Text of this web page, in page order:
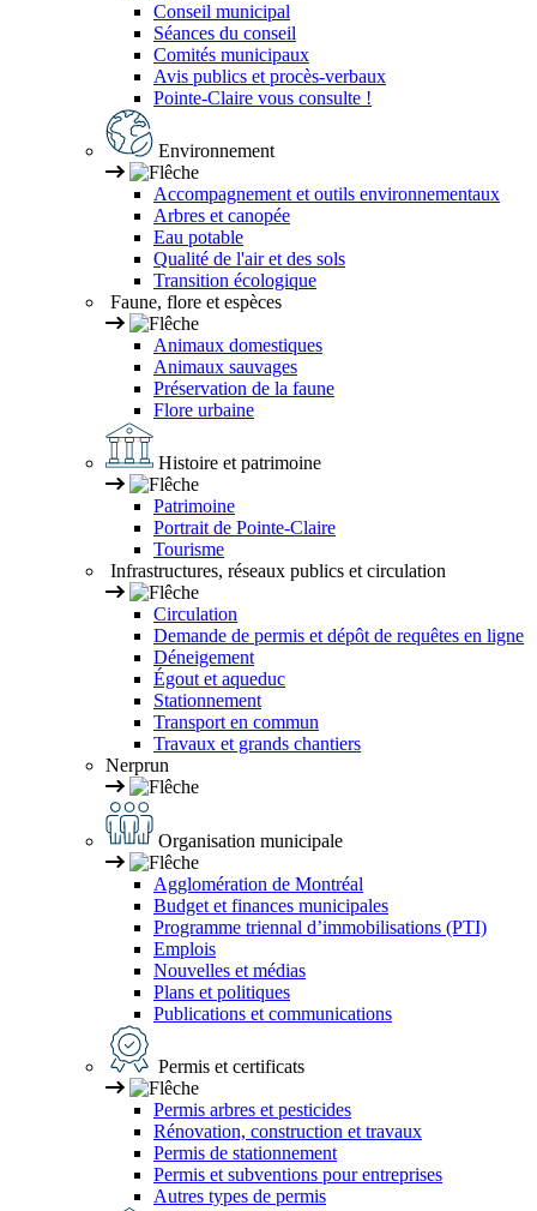
Conseil municipal
Séances du conseil
Comités municipaux
Avis publics et procès-verbaux
Pointe-Claire vous consulte !
Environnement
Accompagnement et outils environnementaux
Arbres et canopée
Eau potable
Qualité de l'air et des sols
Transition écologique
Faune, flore et espèces
Animaux domestiques
Animaux sauvages
Préservation de la faune
Flore urbaine
Histoire et patrimoine
Patrimoine
Portrait de Pointe-Claire
Tourisme
Infrastructures, réseaux publics et circulation
Circulation
Demande de permis et dépôt de requêtes en ligne
Déneigement
Égout et aqueduc
Stationnement
Transport en commun
Travaux et grands chantiers
Nerprun
Organisation municipale
Agglomération de Montréal
Budget et finances municipales
Programme triennal d’immobilisations (PTI)
Emplois
Nouvelles et médias
Plans et politiques
Publications et communications
Permis et certificats
Permis arbres et pesticides
Rénovation, construction et travaux
Permis de stationnement
Permis et subventions pour entreprises
Autres types de permis